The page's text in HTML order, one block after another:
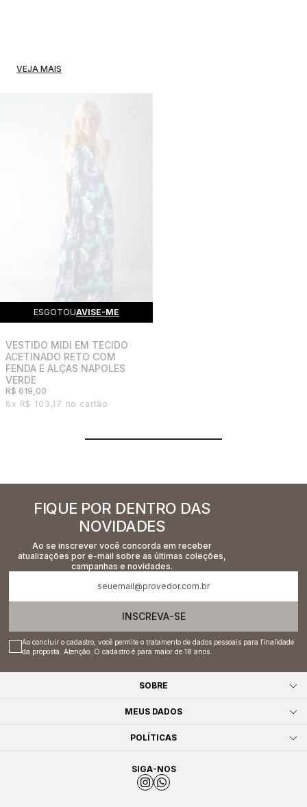
VEJA MAIS
ESGOTOUAVISE-ME
VESTIDO MIDI EM TECIDO
ACETINADO RETO COM
FENDA E ALÇAS NAPOLES
VERDE
R$ 619,00
6x R$ 103,17
FIQUE POR DENTRO DAS
NOVIDADES
Ao se inscrever você concorda em receber
atualizações por e-mail sobre as últimas coleções,
campanhas e novidades.
INSCREVA-SE
Ao concluir o cadastro, você permite o tratamento de dados pessoais para finalidade
da proposta. Atenção: O cadastro é para maior de 18 anos.
SOBRE
MEUS DADOS
POLÍTICAS
SIGA-NOS